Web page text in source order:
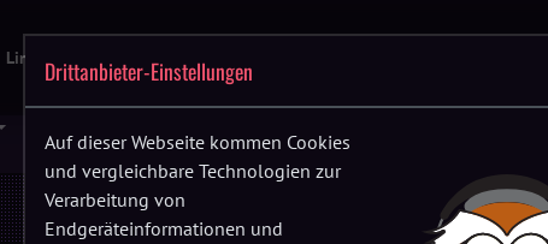
Line-Up
Menü öffnen
App
Menü öffnen
Drittanbieter-Einstellungen
Auf dieser Webseite kommen Cookies
und vergleichbare Technologien zur
Verarbeitung von
Endgeräteinformationen und